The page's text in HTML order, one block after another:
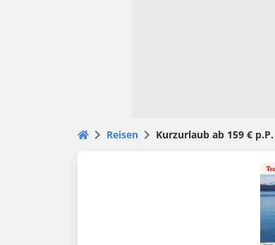
Reisen Kurzurlaub ab 159 €